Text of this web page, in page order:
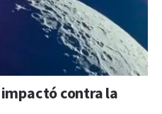
impactó contra la